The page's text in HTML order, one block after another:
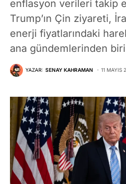
enflasyon verileri takip
Trump’ın Çin ziyareti,
enerji fiyatlarındaki
ana gündemlerinden
YAZAR: SENAY KAHRAMAN 11 MAYIS